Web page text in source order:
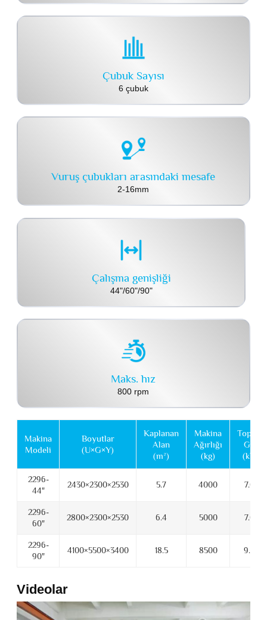
Çubuk Sayısı
6 çubuk
Vuruş çubukları arasındaki mesafe
2-16mm
Çalışma genişliği
44"/60"/90"
Maks. hız
800 rpm
Makina
Modeli
Boyutlar
(U×G×Y)
Kaplanan
Alan
(m²)
Makina
Ağırlığı
(kg)
Toplam
Güç
(kW)
2296-
44"
2430×2300×2530 5.7 4000 7.65
2296-
60"
2800×2300×2530 6.4 5000 7.65
2296-
90"
4100×5500×3400 18.5 8500 9.75
Videolar